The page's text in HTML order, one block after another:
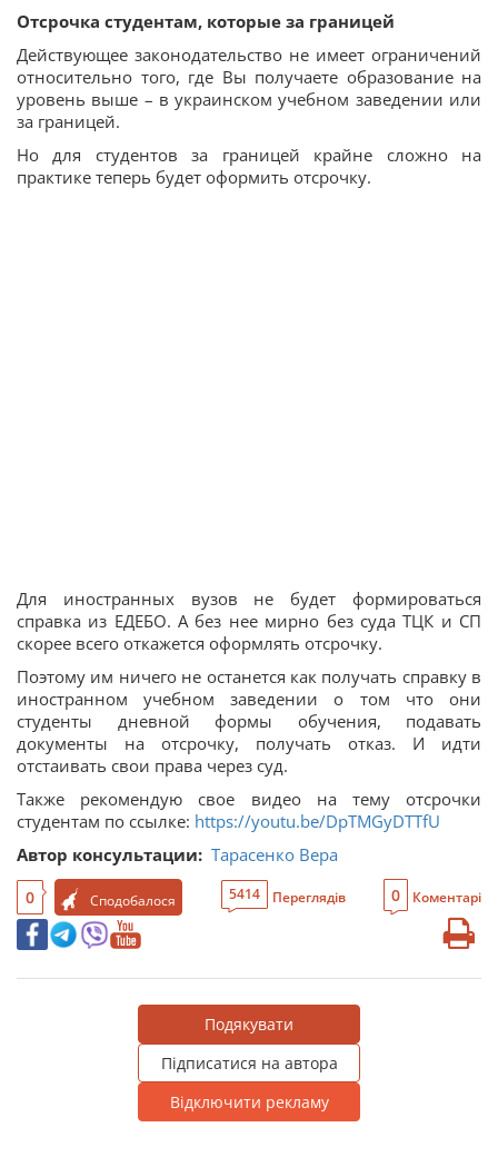
Отсрочка студентам, которые за границей
Действующее законодательство не имеет ограничений
относительно того, где Вы получаете образование на
уровень выше – в украинском учебном заведении или
за границей.
Но для студентов за границей крайне сложно на
практике теперь будет оформить отсрочку.
Для иностранных вузов не будет формироваться
справка из ЕДЕБО. А без нее мирно без суда ТЦК и СП
скорее всего откажется оформлять отсрочку.
Поэтому им ничего не останется как получать справку в
иностранном учебном заведении о том что они
студенты дневной формы обучения, подавать
документы на отсрочку, получать отказ. И идти
отстаивать свои права через суд.
Также рекомендую свое видео на тему отсрочки
студентам по ссылке: https://youtu.be/DpTMGyDTTfU
Автор консультации: Тарасенко Вера
0 Сподобалося 5414 Переглядів 0 Коментарі
Подякувати
Підписатися на автора
Відключити рекламу